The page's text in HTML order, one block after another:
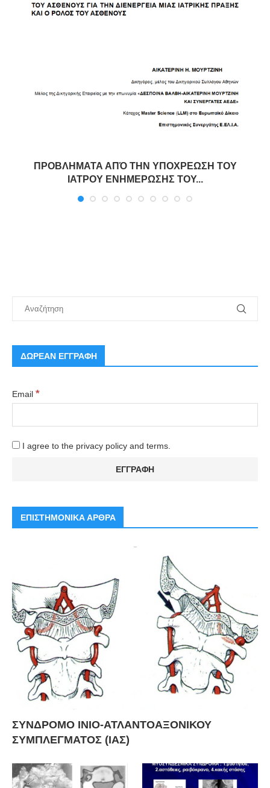
ΠΡΟΒΛΗΜΑΤΑ ΑΠΌ ΤΗΝ ΥΠΟΧΡΕΩΣΗ ΤΟΥ
ΙΑΤΡΟΥ ΕΝΗΜΕΡΩΣΗΣ ΤΟΥ...
ΔΩΡΕΑΝ ΕΓΓΡΑΦΗ
Email *
I agree to the privacy policy and terms.
ΕΠΙΣΤΗΜΟΝΙΚΑ ΑΡΘΡΑ
ΣΥΝΔΡΟΜΟ ΙΝΙΟ-ΑΤΛΑΝΤΟΑΞΟΝΙΚΟΥ
ΣΥΜΠΛΕΓΜΑΤΟΣ (ΙΑΣ)